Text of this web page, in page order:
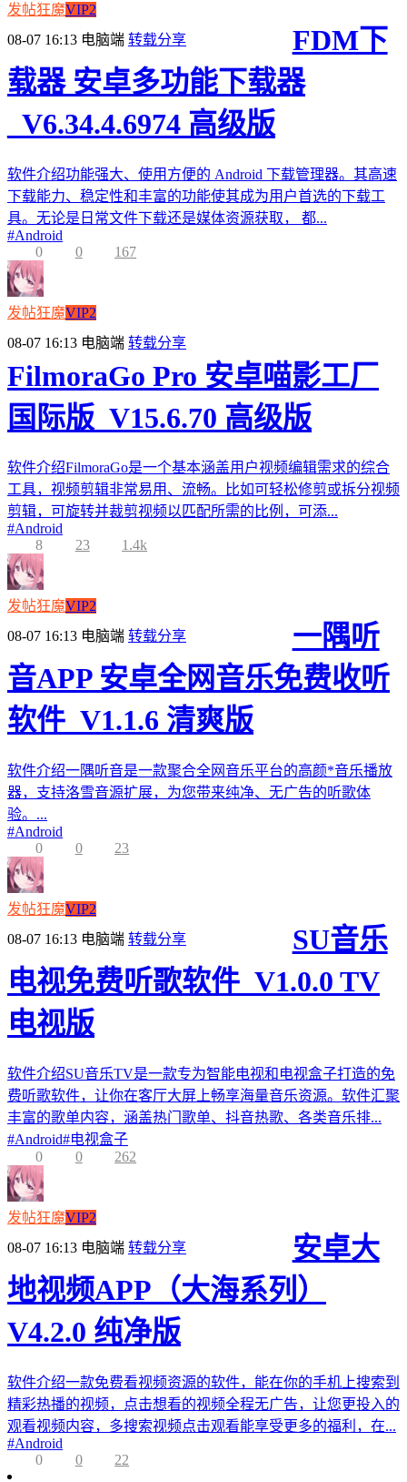
发帖狂魔VIP2
08-07 16:13 电脑端 转载分享
FDM下
载器 安卓多功能下载器
_V6.34.4.6974 高级版
软件介绍功能强大、使用方便的 Android 下载管理器。其高速
下载能力、稳定性和丰富的功能使其成为用户首选的下载工
具。无论是日常文件下载还是媒体资源获取， 都...
#Android
0
0 167
发帖狂魔VIP2
08-07 16:13 电脑端 转载分享
FilmoraGo Pro 安卓喵影工厂
国际版_V15.6.70 高级版
软件介绍FilmoraGo是一个基本涵盖用户视频编辑需求的综合
工具，视频剪辑非常易用、流畅。比如可轻松修剪或拆分视频
剪辑，可旋转并裁剪视频以匹配所需的比例，可添...
#Android
8
23 1.4k
发帖狂魔VIP2
08-07 16:13 电脑端 转载分享
一隅听
音APP 安卓全网音乐免费收听
软件_V1.1.6 清爽版
软件介绍一隅听音是一款聚合全网音乐平台的高颜*音乐播放
器，支持洛雪音源扩展，为您带来纯净、无广告的听歌体
验。...
#Android
0
0 23
发帖狂魔VIP2
08-07 16:13 电脑端 转载分享
SU音乐
电视免费听歌软件_V1.0.0 TV
电视版
软件介绍SU音乐TV是一款专为智能电视和电视盒子打造的免
费听歌软件，让你在客厅大屏上畅享海量音乐资源。软件汇聚
丰富的歌单内容，涵盖热门歌单、抖音热歌、各类音乐排...
#Android#电视盒子
0
0 262
发帖狂魔VIP2
08-07 16:13 电脑端 转载分享
安卓大
地视频APP（大海系列）
V4.2.0 纯净版
软件介绍一款免费看视频资源的软件，能在你的手机上搜索到
精彩热播的视频，点击想看的视频全程无广告，让您更投入的
观看视频内容，多搜索视频点击观看能享受更多的福利，在...
#Android
0
0 22